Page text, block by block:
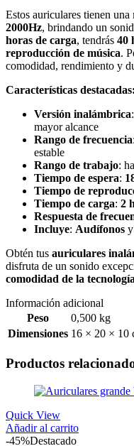
Estos auriculares tienen una
2000Hz, brindando un
horas de carga, tendrás 40
reproducción de música.
comodidad, rendimiento y
Características destacadas:
Versión inalámbrica:
mayor alcance
Rango de frecuencia:
estable
Rango de trabajo:
Tiempo de espera:
Tiempo de
Tiempo de carga: 2
Respuesta de
Incluye: Audífonos y
Obtén tus auriculares
disfruta de un sonido
comodidad de la
Información adicional
Peso
0,500 kg
Dimensiones 16 × 20 × 10
Productos
Quick View
Añadir al carrito
-45%Destacado